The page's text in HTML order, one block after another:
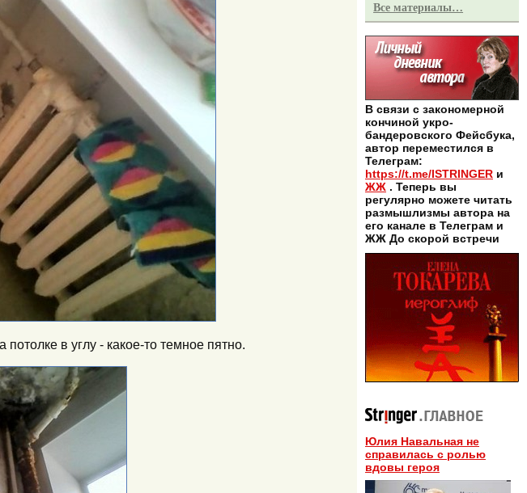
в углу - какое-то темное пятно.
Все материалы…
В связи с закономерной
кончиной укро-
бандеровского Фейсбука,
автор переместился в
Телеграм:
https://t.me/ISTRINGER и
ЖЖ . Теперь вы
регулярно можете читать
размышлизмы автора на
его канале в Телеграм и
ЖЖ До скорой встречи
Юлия Навальная не
справилась с ролью
вдовы героя